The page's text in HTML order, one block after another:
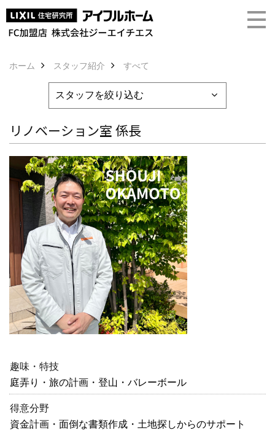
ホーム スタッフ紹介 すべて
リノベーション室 係長
趣味・特技
庭弄り・旅の計画・登山・バレーボール
得意分野
資金計画・面倒な書類作成・土地探しからのサポート